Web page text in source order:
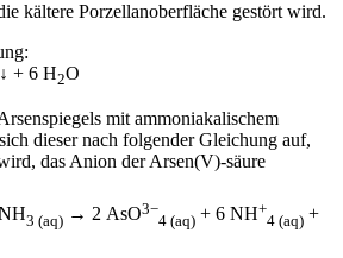
kältere Porzellanoberfläche gestört wird.
+ 6 H2O
mit ammoniakalischem
dieser nach folgender Gleichung auf,
das Anion der Arsen(V)-säure
3 (aq) → 2 AsO3−
4 (aq) + 6 NH+
4 (aq) +